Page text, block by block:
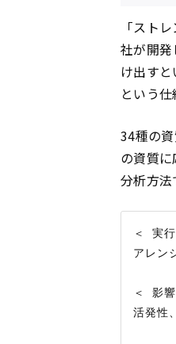
「スト
社が開
け出す
という仕
34種の
の資質
分析方法
＜ 実
アレン
＜ 影
活発性